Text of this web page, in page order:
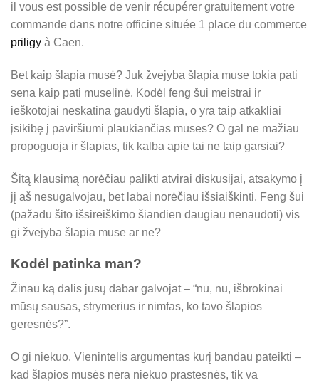
il vous est possible de venir récupérer gratuitement votre
commande dans notre officine située 1 place du commerce
priligy à Caen.
Bet kaip šlapia musė? Juk žvejyba šlapia muse tokia pati
sena kaip pati muselinė. Kodėl feng šui meistrai ir
ieškotojai neskatina gaudyti šlapia, o yra taip atkakliai
įsikibę į paviršiumi plaukiančias muses? O gal ne mažiau
propoguoja ir šlapias, tik kalba apie tai ne taip garsiai?
Šitą klausimą norėčiau palikti atvirai diskusijai, atsakymo į
jį aš nesugalvojau, bet labai norėčiau išsiaiškinti. Feng šui
(pažadu šito išsireiškimo šiandien daugiau nenaudoti) vis
gi žvejyba šlapia muse ar ne?
Kodėl patinka man?
Žinau ką dalis jūsų dabar galvojat – “nu, nu, išbrokinai
mūsų sausas, strymerius ir nimfas, ko tavo šlapios
geresnės?”.
O gi niekuo. Vienintelis argumentas kurį bandau pateikti –
kad šlapios musės nėra niekuo prastesnės, tik va